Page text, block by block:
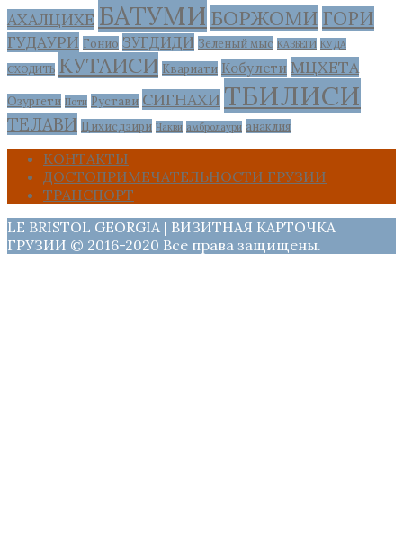
АХАЛЦИХЕ БАТУМИ БОРЖОМИ ГОРИ
ГУДАУРИ Гонио ЗУГДИДИ Зеленый мыс КАЗБЕГИ КУДА
СХОДИТЬ КУТАИСИ Квариати Кобулети МЦХЕТА
Озургети Поти Рустави СИГНАХИ ТБИЛИСИ
ТЕЛАВИ Цихисдзири Чакви амбролаури анаклия
КОНТАКТЫ
ДОСТОПРИМЕЧАТЕЛЬНОСТИ ГРУЗИИ
ТРАНСПОРТ
LE BRISTOL GEORGIA | ВИЗИТНАЯ КАРТОЧКА
ГРУЗИИ © 2016-2020 Все права защищены.